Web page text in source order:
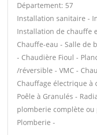
Département: 57
Installation sanitaire -
Installation de chauffe
Chauffe-eau - Salle de
- Chaudière Fioul -
/réversible - VMC -
Chauffage électrique à
Poêle à Granulés -
plomberie complète
Plomberie -